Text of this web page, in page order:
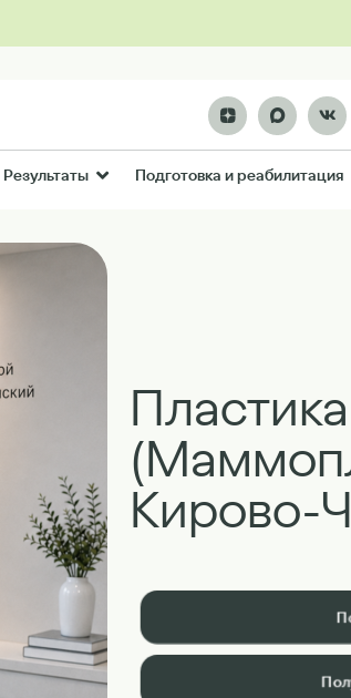
Результаты Подготовка и реабилитация
Кирово-